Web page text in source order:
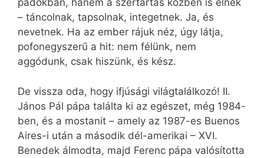
padokban, hanem a szertartás közben is élnek
– táncolnak, tapsolnak, integetnek. Ja, és
nevetnek. Ha az ember rájuk néz, úgy látja,
pofonegyszerű a hit: nem félünk, nem
aggódunk, csak hiszünk, és kész.
De vissza oda, hogy ifjúsági világtalálkozó! II.
János Pál pápa találta ki az egészet, még 1984-
ben, és a mostanit – amely az 1987-es Buenos
Aires-i után a második dél-amerikai – XVI.
Benedek álmodta, majd Ferenc pápa valósította